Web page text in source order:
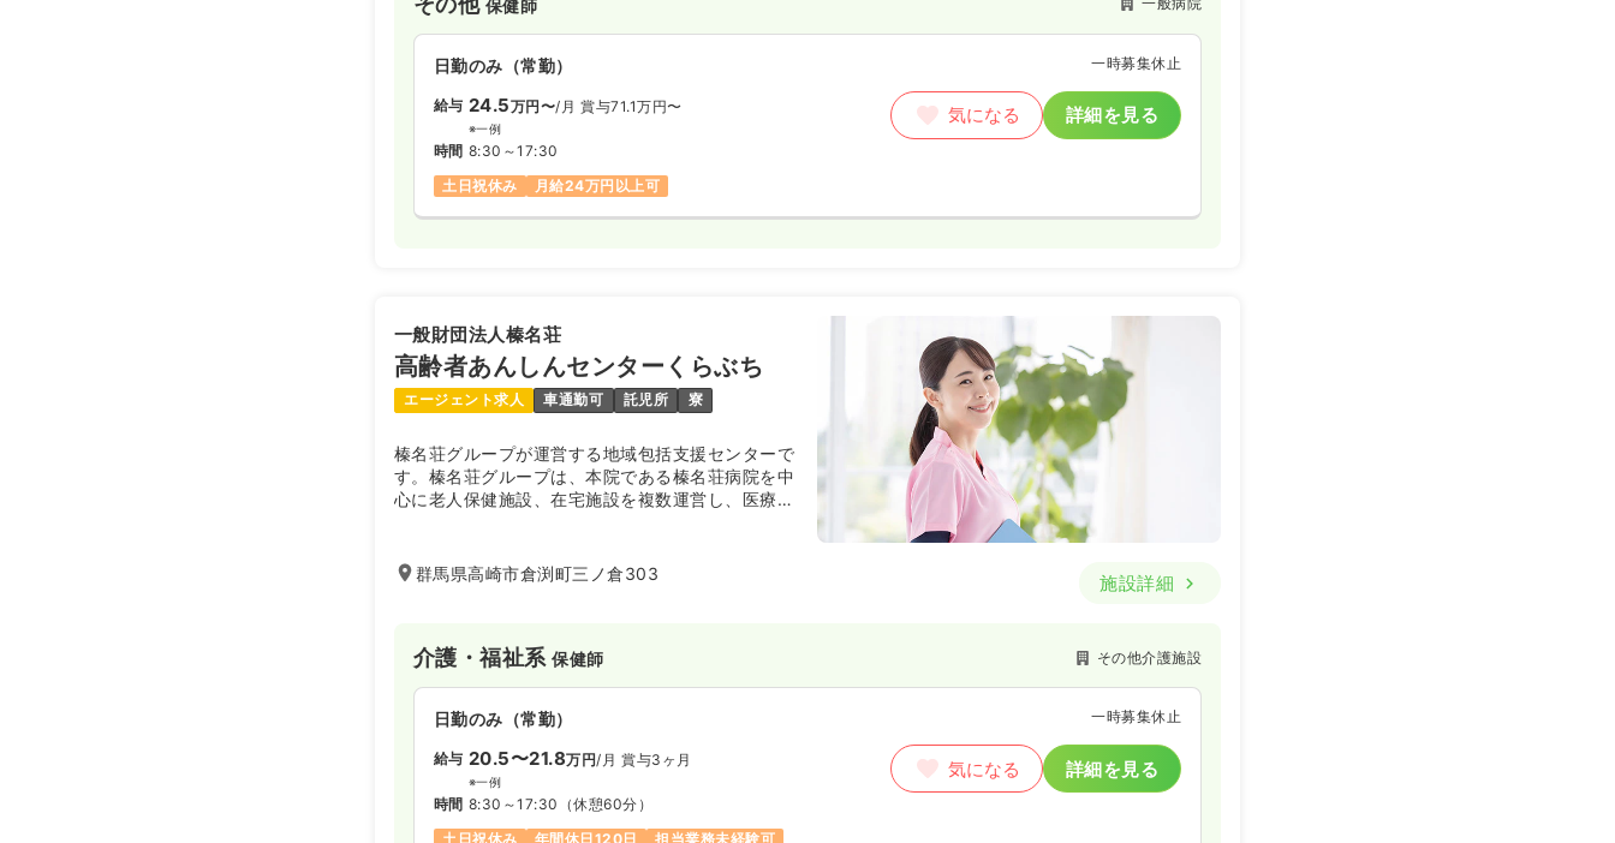
保健師
日勤のみ（常勤） 一時募集休止
給与 24.5万円〜/月 賞与71.1万円〜
※一例
時間 8:30～17:30
土日祝休み
月給24万円以上可
気になる 詳細を見る
一般財団法人榛名荘
高齢者あんしんセンターくらぶち
エージェント求人 車通勤可 託児所 寮
榛名荘グループが運営する地域包括支援センターで
す。榛名荘グループは、本院である榛名荘病院を中
心に老人保健施設、在宅施設を複数運営し、医療・
群馬県高崎市倉渕町三ノ倉303
施設詳細
介護・福祉系保健師 その他介護施設
日勤のみ（常勤） 一時募集休止
給与 20.5〜21.8万円/月 賞与3ヶ月
※一例
時間 8:30～17:30 （休憩60分）
土日祝休み
年間休日120日 担当業務未経験可
気になる 詳細を見る